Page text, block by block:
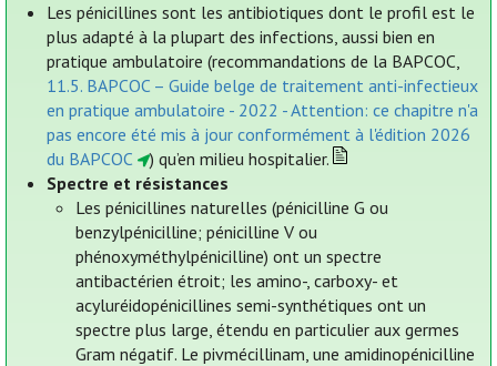
Les pénicillines sont les antibiotiques dont le profil est le
plus adapté à la plupart des infections, aussi bien en
pratique ambulatoire (recommandations de la BAPCOC,
11.5. BAPCOC – Guide belge de traitement anti-infectieux
en pratique ambulatoire - 2022 - Attention: ce chapitre n'a
pas encore été mis à jour conformément à l'édition 2026
du BAPCOC
) qu’en milieu hospitalier.
Spectre et résistances
Les pénicillines naturelles (pénicilline G ou
benzylpénicilline; pénicilline V ou
phénoxyméthylpénicilline) ont un spectre
antibactérien étroit; les amino-, carboxy- et
acyluréidopénicillines semi-synthétiques ont un
spectre plus large, étendu en particulier aux germes
Gram négatif. Le pivmécillinam, une amidinopénicilline